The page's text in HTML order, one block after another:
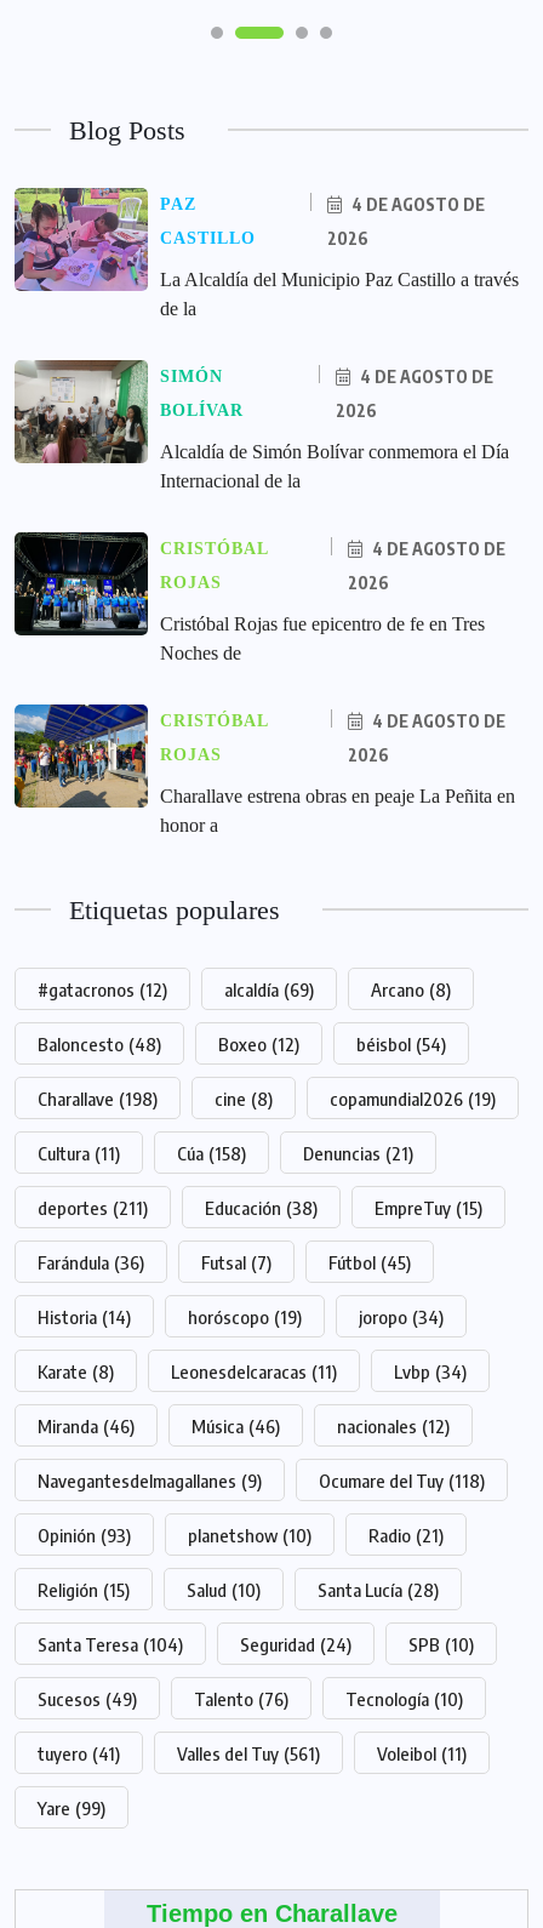
Blog Posts
PAZ
CASTILLO
4 DE AGOSTO DE
2026
La Alcaldía del Municipio Paz Castillo a través
de la
SIMÓN
BOLÍVAR
4 DE AGOSTO DE
2026
Alcaldía de Simón Bolívar conmemora el Día
Internacional de la
CRISTÓBAL
ROJAS
4 DE AGOSTO DE
2026
Cristóbal Rojas fue epicentro de fe en Tres
Noches de
CRISTÓBAL
ROJAS
4 DE AGOSTO DE
2026
Charallave estrena obras en peaje La Peñita en
honor a
Etiquetas populares
#gatacronos (12) alcaldía (69) Arcano (8)
Baloncesto (48) Boxeo (12) béisbol (54)
Charallave (198) cine (8) copamundial2026 (19)
Cultura (11) Cúa (158) Denuncias (21)
deportes (211) Educación (38) EmpreTuy (15)
Farándula (36) Futsal (7) Fútbol (45)
Historia (14) horóscopo (19) joropo (34)
Karate (8) Leonesdelcaracas (11) Lvbp (34)
Miranda (46) Música (46) nacionales (12)
Navegantesdelmagallanes (9) Ocumare del Tuy (118)
Opinión (93) planetshow (10) Radio (21)
Religión (15) Salud (10) Santa Lucía (28)
Santa Teresa (104) Seguridad (24) SPB (10)
Sucesos (49) Talento (76) Tecnología (10)
tuyero (41) Valles del Tuy (561) Voleibol (11)
Yare (99)
Tiempo en Charallave